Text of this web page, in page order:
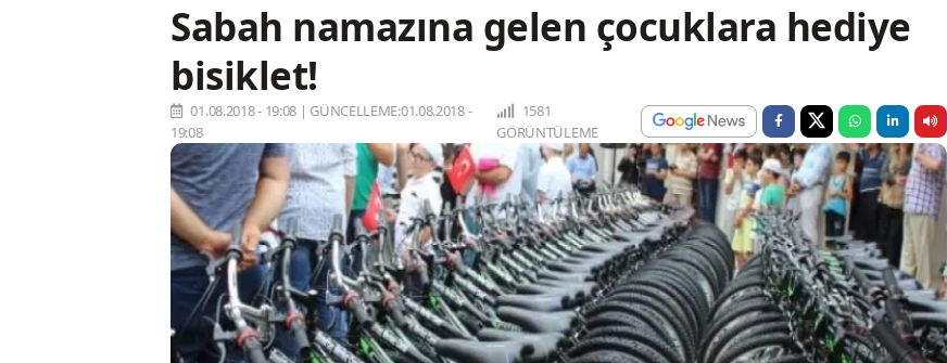
Sabah namazına gelen çocuklara hediye
bisiklet!
01.08.2018 - 19:08 | GÜNCELLEME:01.08.2018 -
19:08
1581
GÖRÜNTÜLEME